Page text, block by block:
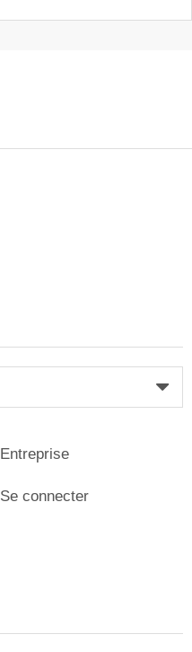
Entreprise
Se connecter